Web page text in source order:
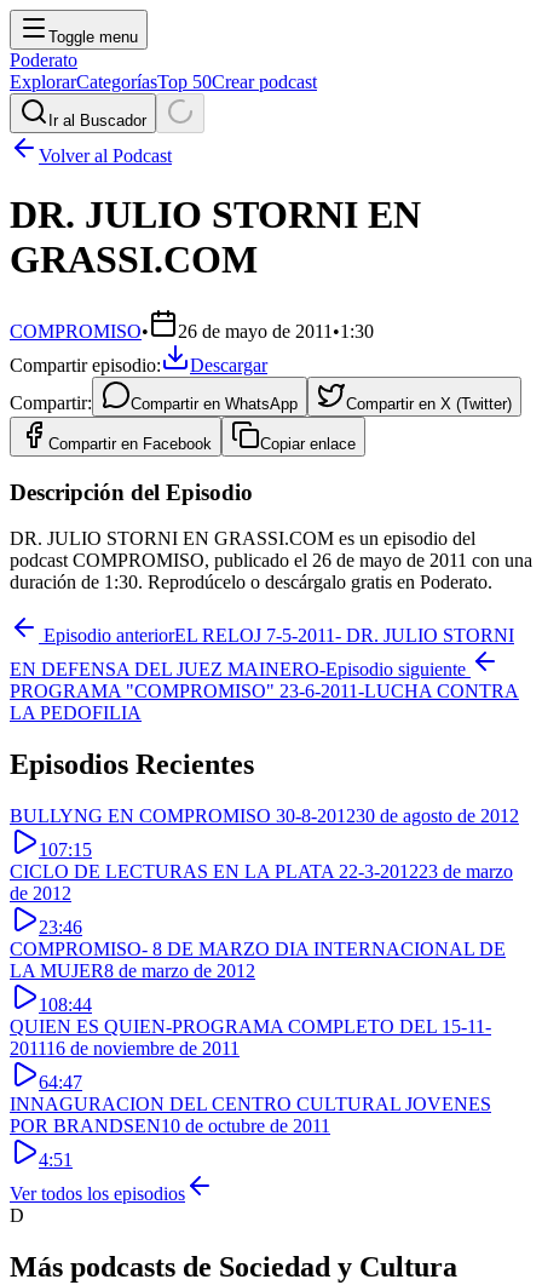
Toggle menu
Poderato
ExplorarCategoríasTop 50Crear podcast
Ir al Buscador
Volver al Podcast
DR. JULIO STORNI EN
GRASSI.COM
COMPROMISO• 26 de mayo de 2011 •1:30
Compartir episodio:
Descargar
Compartir:
Compartir en WhatsApp Compartir en X (Twitter)
Compartir en Facebook Copiar enlace
Descripción del Episodio
DR. JULIO STORNI EN GRASSI.COM es un episodio del
podcast COMPROMISO, publicado el 26 de mayo de 2011 con una
duración de 1:30. Reprodúcelo o descárgalo gratis en Poderato.
Episodio anteriorEL RELOJ 7-5-2011- DR. JULIO STORNI
EN DEFENSA DEL JUEZ MAINERO-Episodio siguiente
PROGRAMA "COMPROMISO" 23-6-2011-LUCHA CONTRA
LA PEDOFILIA
Episodios Recientes
BULLYNG EN COMPROMISO 30-8-201230 de agosto de 2012
107:15
CICLO DE LECTURAS EN LA PLATA 22-3-201223 de marzo
de 2012
23:46
COMPROMISO- 8 DE MARZO DIA INTERNACIONAL DE
LA MUJER8 de marzo de 2012
108:44
QUIEN ES QUIEN-PROGRAMA COMPLETO DEL 15-11-
201116 de noviembre de 2011
64:47
INNAGURACION DEL CENTRO CULTURAL JOVENES
POR BRANDSEN10 de octubre de 2011
4:51
Ver todos los episodios
D
Más podcasts de Sociedad y Cultura